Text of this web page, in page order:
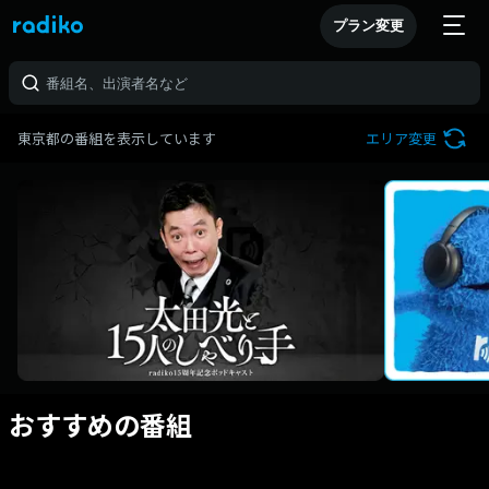
プラン変更
東京都の番組を表示しています エリア変更
おすすめの番組